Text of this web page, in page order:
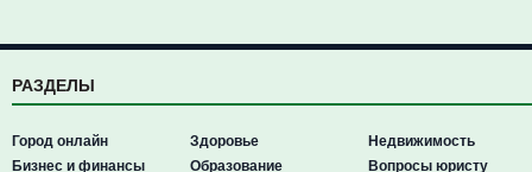
РАЗДЕЛЫ
Город онлайн
Бизнес и финансы
Здоровье
Образование
Недвижимость
Вопросы юристу